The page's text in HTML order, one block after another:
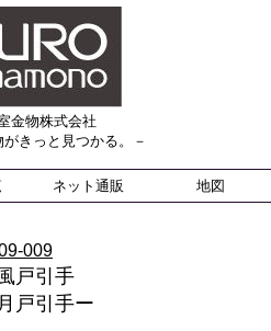
金物株式会社
がきっと見つかる。－
ネット通販 地図
009
戸引手
戸引手ー